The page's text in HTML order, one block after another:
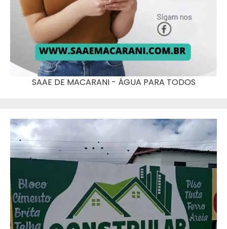
SAAE DE MACARANI - ÁGUA PARA TODOS